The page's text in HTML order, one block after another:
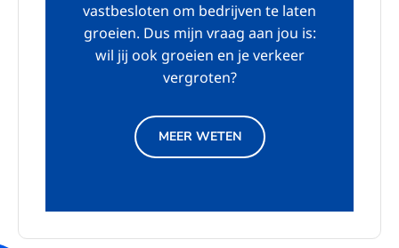
vastbesloten om bedrijven te laten
groeien. Dus mijn vraag aan jou is:
wil jij ook groeien en je verkeer
vergroten?
MEER WETEN